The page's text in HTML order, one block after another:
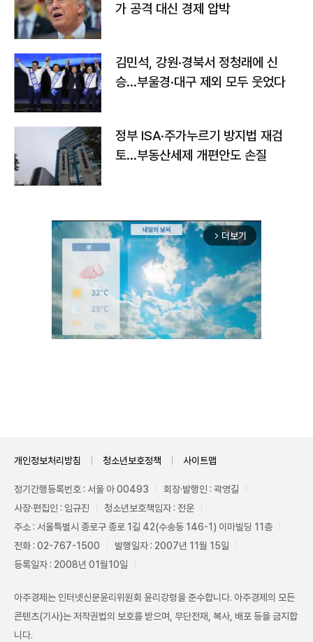
가 공격 대신 경제 압박
김민석, 강원·경북서 정청래에 신
승…부울경·대구 제외 모두 웃었다
정부 ISA·주가누르기 방지법 재검
토…부동산세제 개편안도 손질
arrow_forward_ios 더보기
개인정보처리방침 청소년보호정책 사이트맵
정기간행등록번호 : 서울 아 00493
회장·발행인 : 곽영길
사장·편집인 : 임규진
청소년보호책임자 : 전운
주소 : 서울특별시 종로구 종로 1길 42(수송동 146-1) 이마빌딩 11층
전화 : 02-767-1500
발행일자 : 2007년 11월 15일
등록일자 : 2008년 01월10일
아주경제는 인터넷신문윤리위원회 윤리강령을 준수합니다. 아주경제의 모든
콘텐츠(기사)는 저작권법의 보호를 받으며, 무단전재, 복사, 배포 등을 금지합
니다.